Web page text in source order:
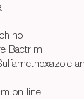
Bactrim
on line